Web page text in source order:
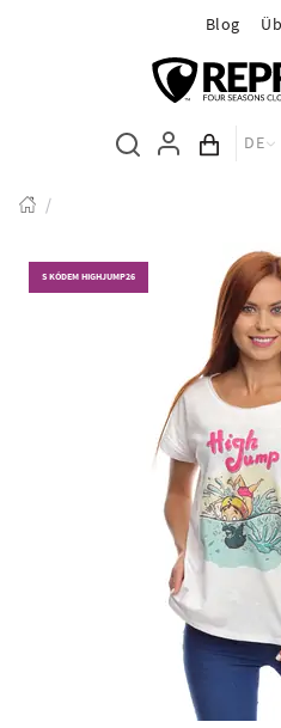
Blog
Inhalt
DE
/
S KÓDEM HIGHJUMP26